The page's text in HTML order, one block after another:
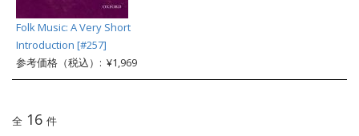
Folk Music: A Very Short
Introduction [#257]
参考価格（税込）: ¥1,969
全 16 件